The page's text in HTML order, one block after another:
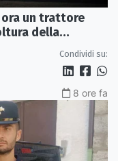
un trattore
della
Condividi su:
8 ore fa